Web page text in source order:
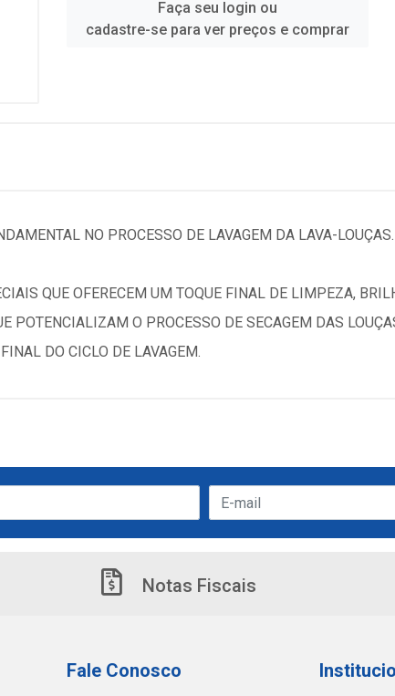
Faça seu login ou
cadastre-se para ver preços e comprar
NO PROCESSO DE LAVAGEM DA LAVA-
QUE OFERECEM UM TOQUE FINAL DE LIMPEZA,
POTENCIALIZAM O PROCESSO DE SECAGEM DAS
DO CICLO DE LAVAGEM.
Notas Fiscais
Fale Conosco